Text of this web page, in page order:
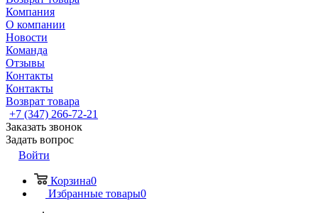
Компания
О компании
Новости
Команда
Отзывы
Контакты
Контакты
Возврат товара
+7 (347) 266-72-21
Заказать звонок
Задать вопрос
Войти
Корзина0
Избранные товары0